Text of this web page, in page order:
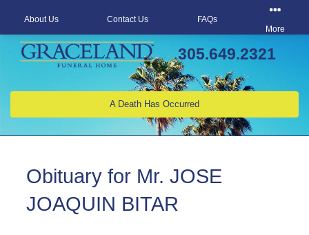
305.649.2321
A Death Has Occurred
About Us Contact Us
FAQs
More
Obituary for Mr. JOSE
JOAQUIN BITAR